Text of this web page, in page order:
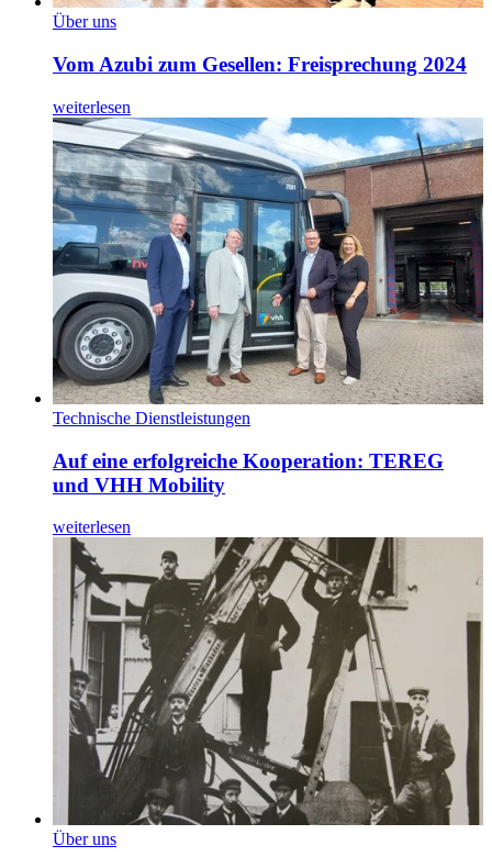
Über uns
Vom Azubi zum Gesellen: Freisprechung 2024
weiterlesen
Technische Dienstleistungen
Auf eine erfolgreiche Kooperation: TEREG
und VHH Mobility
weiterlesen
Über uns